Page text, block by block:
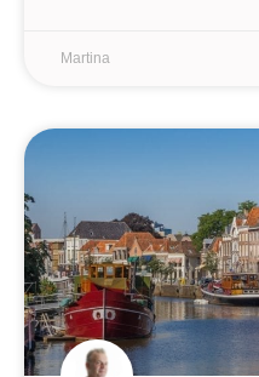
Martina